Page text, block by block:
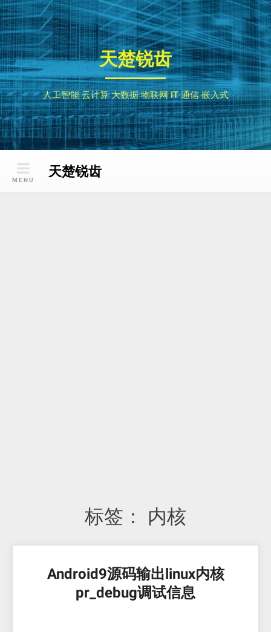
Skip
to
content
天楚锐齿
人工智能 云计算 大数据 物联网 IT 通信 嵌入式
天楚锐齿
MENU
标签： 内核
Android9源码输出linux内核
pr_debug调试信息